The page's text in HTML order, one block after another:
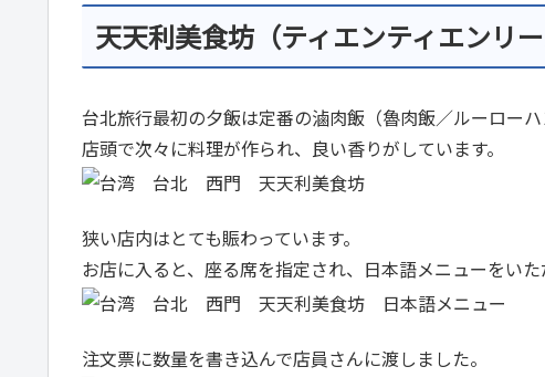
天天利美食坊（ティエンティエンリー
台北旅行最初の夕飯は定番の滷肉飯（魯肉飯／ルーローハ
店頭で次々に料理が作られ、良い香りがしています。
狭い店内はとても賑わっています。
お店に入ると、座る席を指定され、日本語メニューをいた
注文票に数量を書き込んで店員さんに渡しました。